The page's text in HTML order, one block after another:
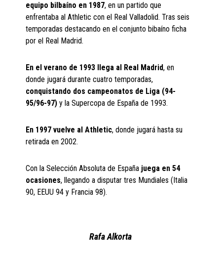
equipo bilbaíno en 1987, en un partido que
enfrentaba al Athletic con el Real Valladolid. Tras seis
temporadas destacando en el conjunto bibaíno ficha
por el Real Madrid.
En el verano de 1993 llega al Real Madrid, en
donde jugará durante cuatro temporadas,
conquistando dos campeonatos de Liga (94-
95/96-97) y la Supercopa de España de 1993.
En 1997 vuelve al Athletic, donde jugará hasta su
retirada en 2002.
Con la Selección Absoluta de España juega en 54
ocasiones, llegando a disputar tres Mundiales (Italia
90, EEUU 94 y Francia 98).
Rafa Alkorta